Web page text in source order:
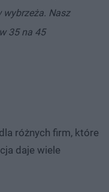
Nasz
35 na 45
różnych firm, które
daje wiele